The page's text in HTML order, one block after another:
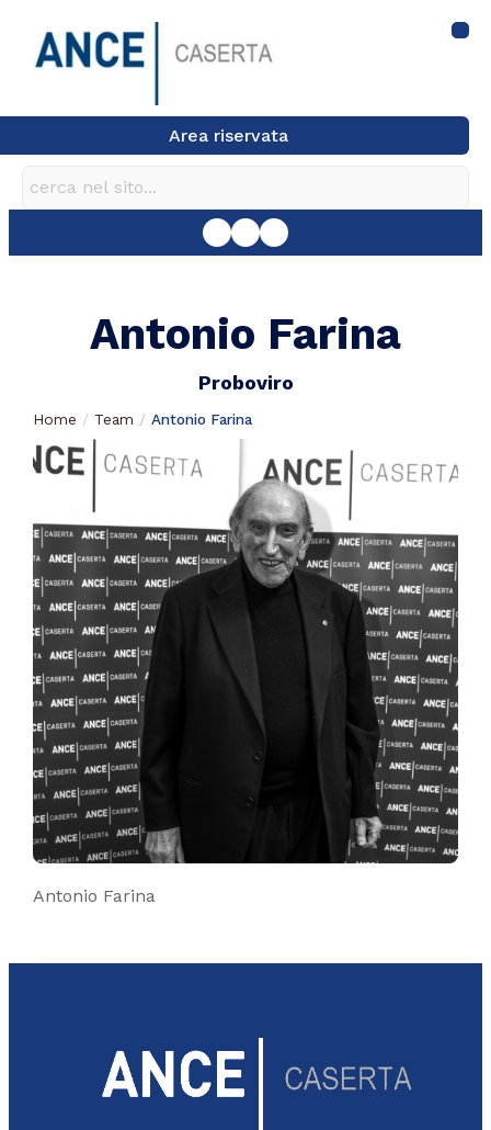
Area riservata
Antonio Farina
Proboviro
Home Team Antonio Farina
Antonio Farina